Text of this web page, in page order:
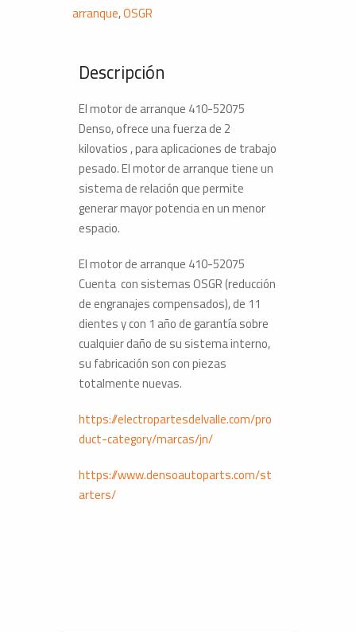
arranque,OSGR
Descripción
El motor de arranque 410-52075
Denso, ofrece una fuerza de 2
kilovatios , para aplicaciones de trabajo
pesado. El motor de arranque tiene un
sistema de relación que permite
generar mayor potencia en un menor
espacio.
El motor de arranque 410-52075
Cuenta con sistemas OSGR (reducción
de engranajes compensados), de 11
dientes y con 1 año de garantía sobre
cualquier daño de su sistema interno,
su fabricación son con piezas
totalmente nuevas.
https://electropartesdelvalle.com/pro
duct-category/marcas/jn/
https://www.densoautoparts.com/st
arters/